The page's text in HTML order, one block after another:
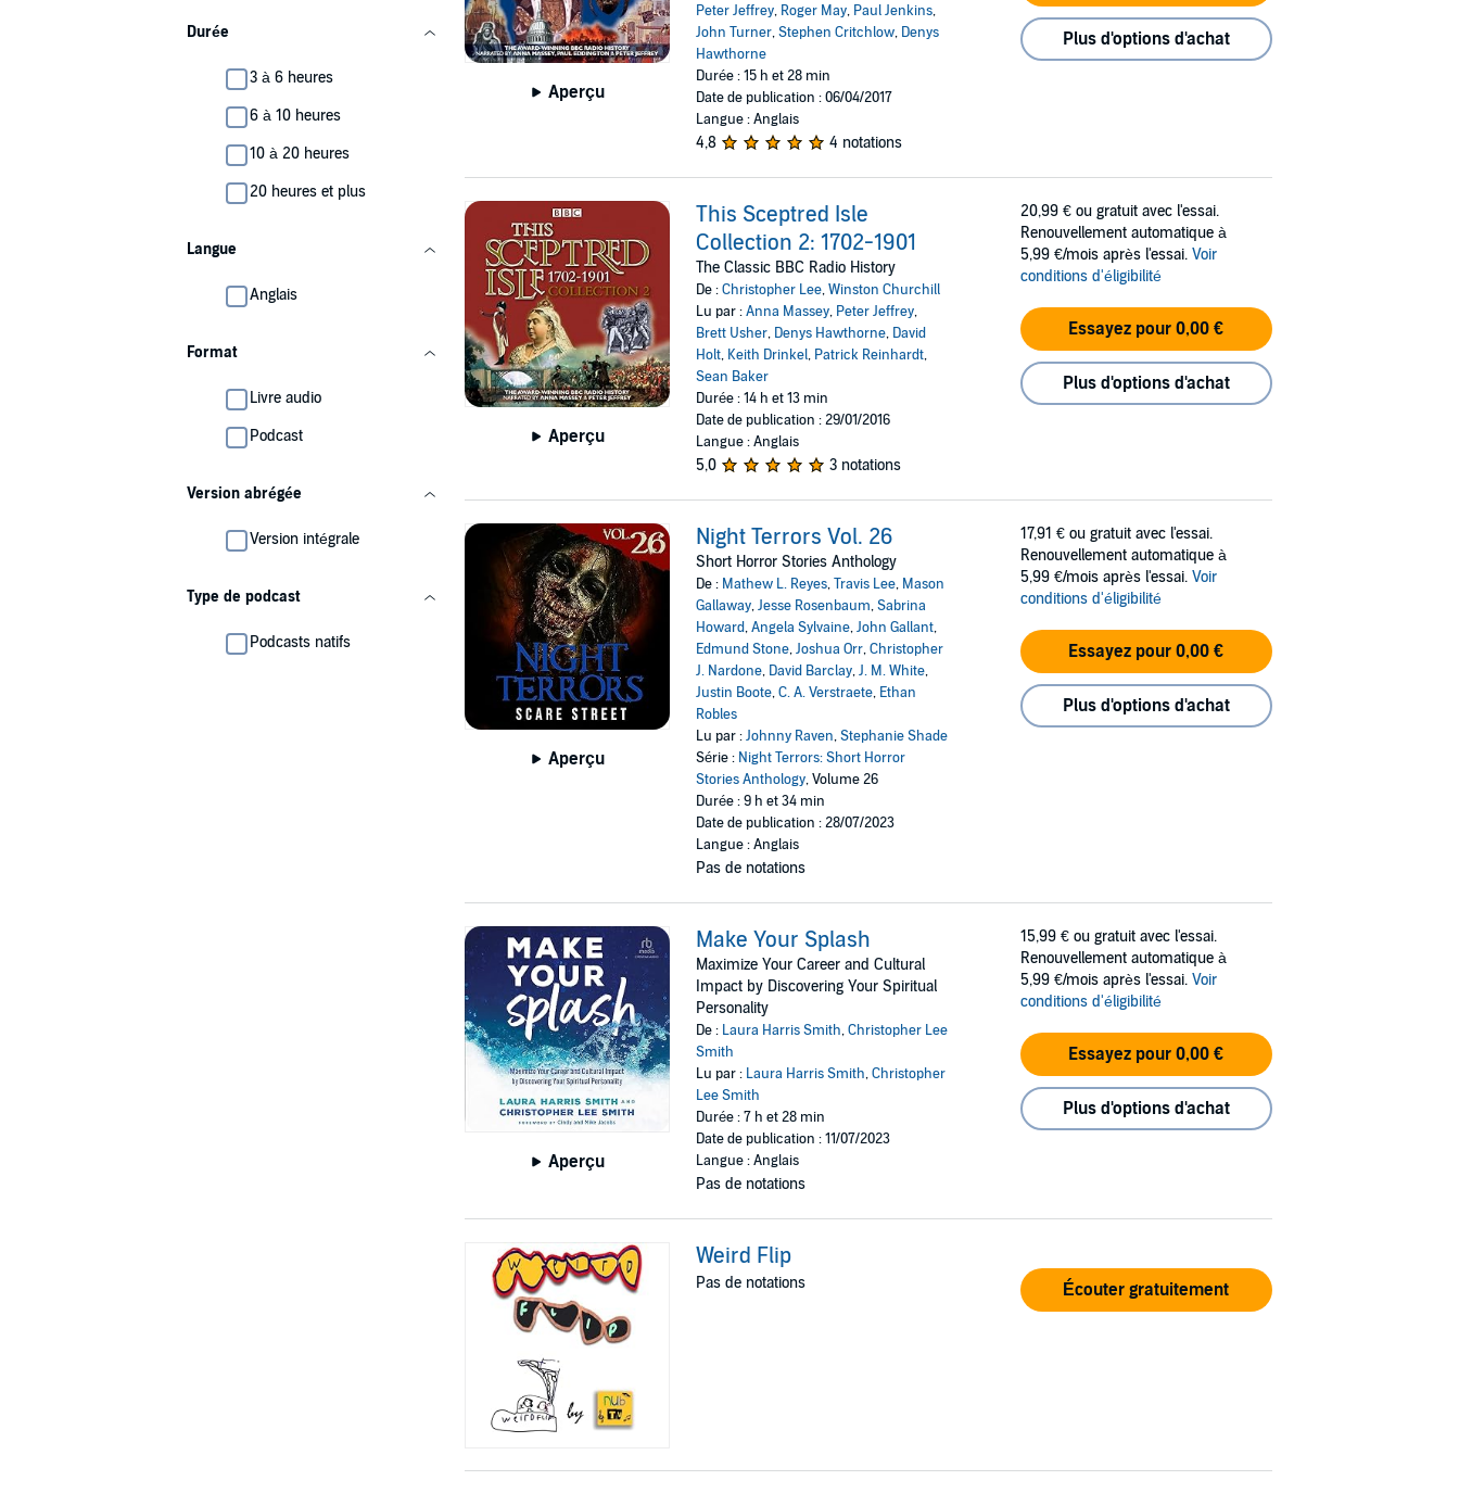
Durée
3 à 6 heures
6 à 10 heures
10 à 20 heures
20 heures et plus
Langue
Anglais
Format
Livre audio
Podcast
Version abrégée
Version intégrale
Type de podcast
Podcasts natifs
Aperçu
Peter Jeffrey, Roger May, Paul Jenkins,
John Turner,Stephen Critchlow, Denys
Hawthorne
Durée : 15 h et 28 min
Date de publication : 06/04/2017
Langue : Anglais
4,8 4 notations
Plus d'options d'achat
Aperçu
This Sceptred Isle
Collection 2: 1702-1901
The Classic BBC Radio History
De :Christopher Lee,Winston Churchill
Lu par :Anna Massey, Peter Jeffrey,
Brett Usher, Denys Hawthorne, David
Holt, Keith Drinkel, Patrick Reinhardt,
Sean Baker
Durée : 14 h et 13 min
Date de publication : 29/01/2016
Langue : Anglais
5,0 3 notations
20,99 € ou gratuit avec l'essai.
Renouvellement automatique à
5,99 €/mois après l'essai. Voir
conditions d'éligibilité
Essayez pour 0,00 €
Plus d'options d'achat
Aperçu
Night Terrors Vol. 26
Short Horror Stories Anthology
De : Mathew L. Reyes,Travis Lee, Mason
Gallaway,Jesse Rosenbaum,Sabrina
Howard,Angela Sylvaine,John Gallant,
Edmund Stone,Joshua Orr,Christopher
J. Nardone, David Barclay,J. M. White,
Justin Boote,C. A. Verstraete, Ethan
Robles
Lu par :Johnny Raven,Stephanie Shade
Série : Night Terrors: Short Horror
Stories Anthology, Volume 26
Durée : 9 h et 34 min
Date de publication : 28/07/2023
Langue : Anglais
Pas de notations
17,91 € ou gratuit avec l'essai.
Renouvellement automatique à
5,99 €/mois après l'essai. Voir
conditions d'éligibilité
Essayez pour 0,00 €
Plus d'options d'achat
Aperçu
Make Your Splash
Maximize Your Career and Cultural
Impact by Discovering Your Spiritual
Personality
De : Laura Harris Smith,Christopher Lee
Smith
Lu par : Laura Harris Smith,Christopher
Lee Smith
Durée : 7 h et 28 min
Date de publication : 11/07/2023
Langue : Anglais
Pas de notations
15,99 € ou gratuit avec l'essai.
Renouvellement automatique à
5,99 €/mois après l'essai. Voir
conditions d'éligibilité
Essayez pour 0,00 €
Plus d'options d'achat
Weird Flip
Pas de notations Écouter gratuitement